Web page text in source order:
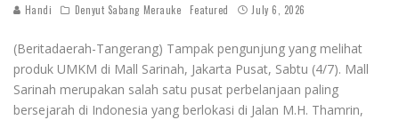
Handi Denyut Sabang Merauke Featured July 6, 2026
(Beritadaerah-Tangerang) Tampak pengunjung yang melihat
produk UMKM di Mall Sarinah, Jakarta Pusat, Sabtu (4/7). Mall
Sarinah merupakan salah satu pusat perbelanjaan paling
bersejarah di Indonesia yang berlokasi di Jalan M.H. Thamrin,